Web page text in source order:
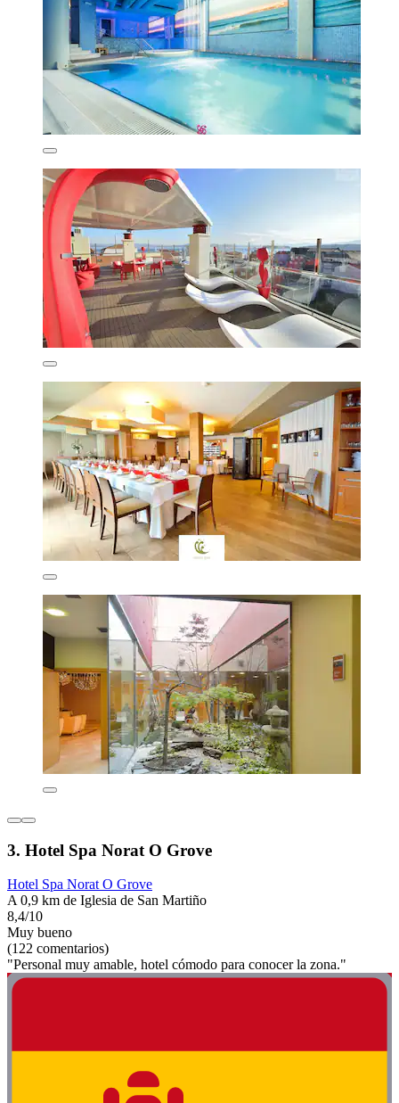
3. Hotel Spa Norat O Grove
Hotel Spa Norat O Grove
A 0,9 km de Iglesia de San Martiño
8,4/10
Muy bueno
(122 comentarios)
"Personal muy amable, hotel cómodo para conocer la zona."